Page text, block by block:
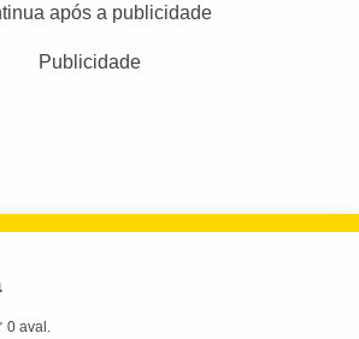
após a publicidade
Publicidade
0 aval.